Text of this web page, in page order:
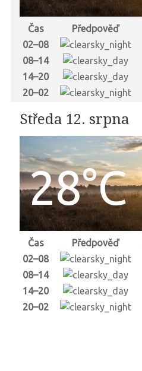
Čas Předpověď
02–08
08–14
14–20
20–02
Středa 12. srpna
28°C
Čas Předpověď
02–08
08–14
14–20
20–02